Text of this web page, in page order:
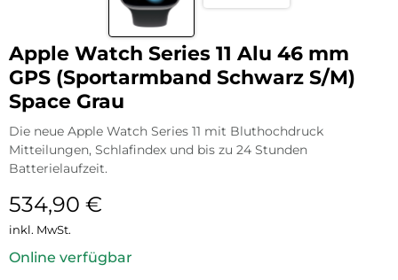
Apple Watch Series 11 Alu 46 mm
GPS (Sportarmband Schwarz S/M)
Space Grau
Die neue Apple Watch Series 11 mit Bluthochdruck
Mitteilungen, Schlafindex und bis zu 24 Stunden
Batterielaufzeit.
534,90 €
inkl. MwSt.
Online verfügbar